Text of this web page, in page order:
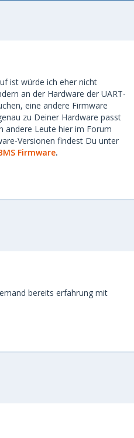
ist würde ich eher nicht
an der Hardware der UART-
eine andere Firmware
zu Deiner Hardware passt
andere Leute hier im Forum
Versionen findest Du unter
Firmware.
bereits erfahrung mit